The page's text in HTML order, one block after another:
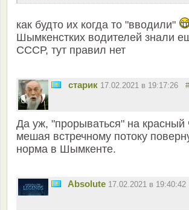
как будто их когда то "вводили"
Шымкенстких водителей знали
СССР, тут правил нет
старик 17.02.2021 в 19:17:26
Да уж, "прорываться" на красный
мешая встречному потоку
норма в Шымкенте.
Absolute 17.02.2021 в 19:40:42